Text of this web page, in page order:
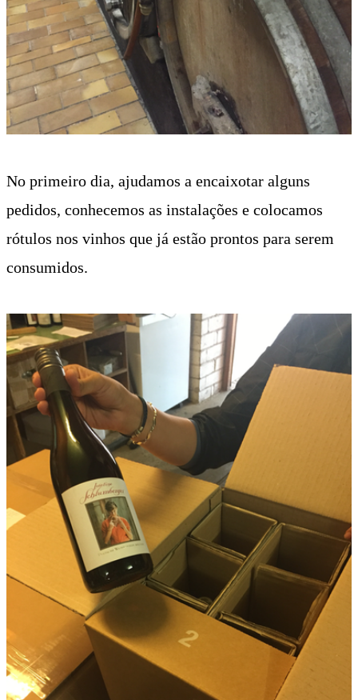
No primeiro dia, ajudamos a encaixotar alguns
pedidos, conhecemos as instalações e colocamos
rótulos nos vinhos que já estão prontos para serem
consumidos.